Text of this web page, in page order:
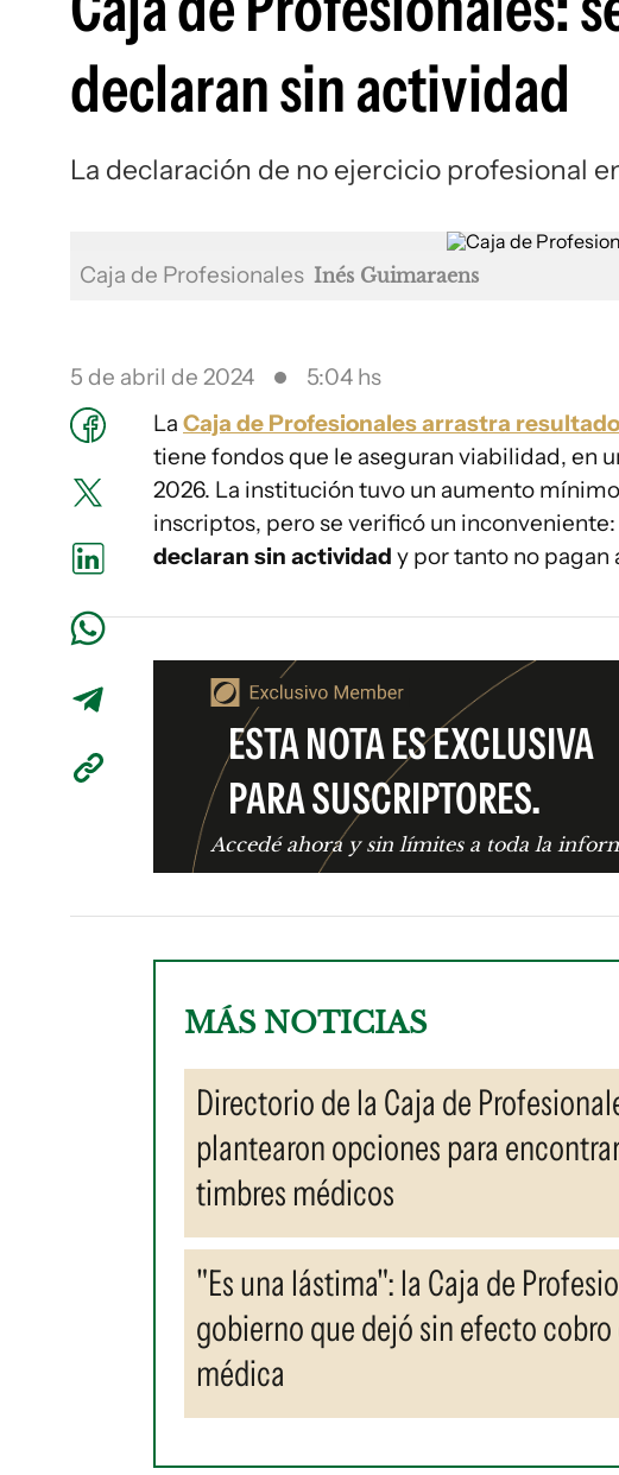
declaran sin actividad
La declaración de no ejercicio profesional
Caja de Profesionales Inés Guimaraens
5 de abril de 2024
5:04 hs
La Caja de Profesionales arrastra
tiene fondos que le aseguran viabilidad, en
2026. La institución tuvo un aumento
inscriptos, pero se verificó un inconveniente:
declaran sin actividad y por tanto no pagan
ESTA NOTA ES EXCLUSIVA
PARA SUSCRIPTORES.
Accedé ahora y sin límites a toda la
MÁS NOTICIAS
Directorio de la Caja de
plantearon opciones para
timbres médicos
"Es una lástima": la Caja de
gobierno que dejó sin efecto
médica